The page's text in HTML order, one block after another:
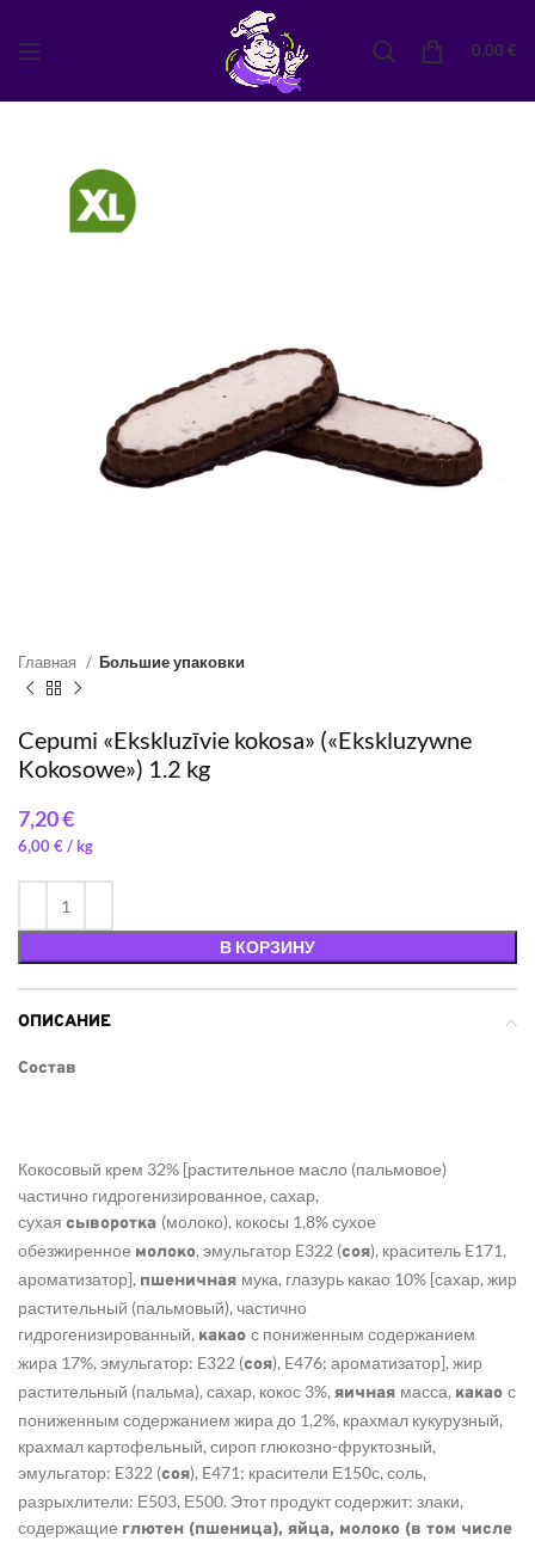
0,00 €
Главная Большие упаковки
Cepumi «Ekskluzīvie kokosa» («Ekskluzywne
Kokosowe») 1.2 kg
€
6,00€/
В КОРЗИНУ
ОПИСАНИЕ
Состав
Кокосовый крем 32% [растительное масло (пальмовое)
частично гидрогенизированное, сахар,
сухая сыворотка (молоко), кокосы 1,8% сухое
обезжиренное молоко, эмульгатор E322 (соя), краситель E171,
ароматизатор], пшеничная мука, глазурь какао 10% [сахар, жир
растительный (пальмовый), частично
гидрогенизированный, какао с пониженным содержанием
жира 17%, эмульгатор: E322 (соя), E476; ароматизатор], жир
растительный (пальма), сахар, кокос 3%, яичная масса, какао с
пониженным содержанием жира до 1,2%, крахмал кукурузный,
крахмал картофельный, сироп глюкозно-фруктозный,
эмульгатор: E322 (соя), E471; красители Е150с, соль,
разрыхлители: Е503, Е500. Этот продукт содержит: злаки,
содержащие глютен (пшеница), яйца, молоко (в том числе